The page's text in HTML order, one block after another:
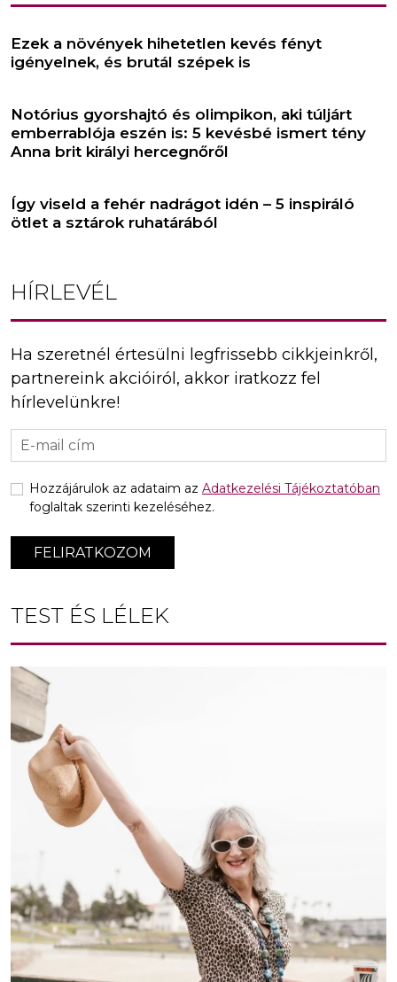
Ezek a növények hihetetlen kevés fényt
igényelnek, és brutál szépek is
Notórius gyorshajtó és olimpikon, aki túljárt
emberrablója eszén is: 5 kevésbé ismert tény
Anna brit királyi hercegnőről
Így viseld a fehér nadrágot idén – 5 inspiráló
ötlet a sztárok ruhatárából
HÍRLEVÉL
Ha szeretnél értesülni legfrissebb cikkjeinkről,
partnereink akcióiról, akkor iratkozz fel
hírlevelünkre!
FELIRATKOZOM
Hozzájárulok az adataim az Adatkezelési Tájékoztatóban
foglaltak szerinti kezeléséhez.
TEST ÉS LÉLEK